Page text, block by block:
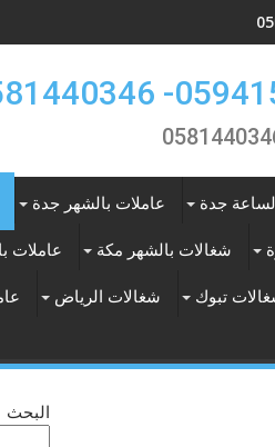
جدة عاملات بالشهر جدة
شغالات بالشهر مكة عاملات
تبوك شغالات الرياض
البحث